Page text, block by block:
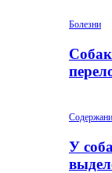
Болезни
У